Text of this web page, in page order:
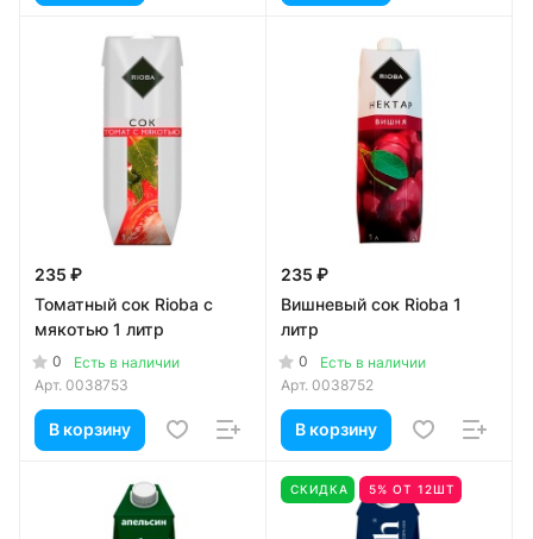
235 ₽
Томатный сок Rioba с
мякотью 1 литр
0
Есть в наличии
Арт. 0038753
В корзину
235 ₽
Вишневый сок Rioba 1
литр
0
Есть в наличии
Арт. 0038752
В корзину
СКИДКА 5% ОТ 12ШТ